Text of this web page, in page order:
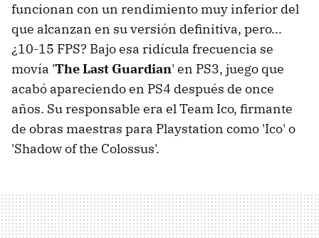
funcionan con un rendimiento muy inferior del
que alcanzan en su versión definitiva, pero...
¿10-15 FPS? Bajo esa ridícula frecuencia se
movía 'The Last Guardian' en PS3, juego que
acabó apareciendo en PS4 después de once
años. Su responsable era el Team Ico, firmante
de obras maestras para Playstation como 'Ico' o
'Shadow of the Colossus'.